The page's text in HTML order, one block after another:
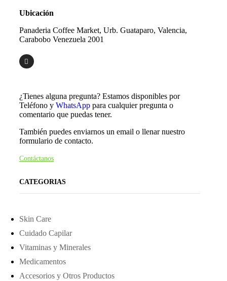
Ubicación
Panaderia Coffee Market, Urb. Guataparo, Valencia,
Carabobo Venezuela 2001
¿Tienes alguna pregunta? Estamos disponibles por
Teléfono y WhatsApp para cualquier pregunta o
comentario que puedas tener.
También puedes enviarnos un email o llenar nuestro
formulario de contacto.
Contáctanos
CATEGORIAS
Skin Care
Cuidado Capilar
Vitaminas y Minerales
Medicamentos
Accesorios y Otros Productos